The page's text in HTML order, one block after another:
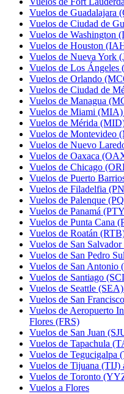
Vuelos de Guadalajara
Vuelos de Ciudad de
Vuelos de Washington
Vuelos de Houston
Vuelos de Nueva York
Vuelos de Los
Vuelos de Orlando
Vuelos de Ciudad de
Vuelos de Managua
Vuelos de Miami (MIA)
Vuelos de Mérida
Vuelos de Montevideo
Vuelos de Nuevo
Vuelos de Oaxaca
Vuelos de Chicago
Vuelos de Puerto
Vuelos de Filadelfia
Vuelos de Palenque
Vuelos de Panamá
Vuelos de Punta Cana
Vuelos de Roatán
Vuelos de San
Vuelos de San Pedro
Vuelos de San Antonio
Vuelos de Santiago
Vuelos de Seattle
Vuelos de San
Vuelos de Aeropuerto
Flores (FRS)
Vuelos de San Juan
Vuelos de Tapachula
Vuelos de Tegucigalpa
Vuelos de Tijuana (TIJ)
Vuelos de Toronto
Vuelos a Flores